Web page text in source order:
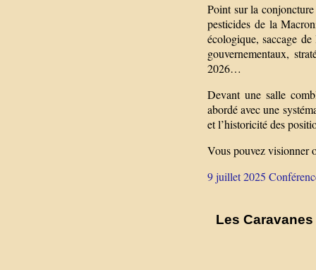
Point sur la
pesticides de la
écologique, saccage
gouvernementaux,
2026…
Devant une salle
abordé avec une
et l’historicité des
Vous pouvez visionner
9 juillet 2025
Les